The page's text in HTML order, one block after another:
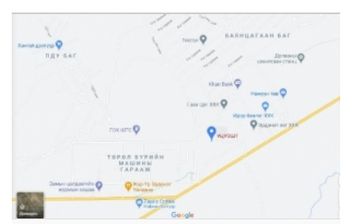
Ус цаг уур, орчны шинжилгээний төв